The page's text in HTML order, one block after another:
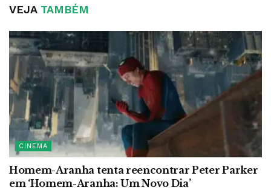
VEJATAMBÉM
CINEMA
Homem-Aranha tenta reencontrar Peter Parker
em ‘Homem-Aranha: Um Novo Dia’